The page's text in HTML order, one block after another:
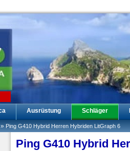
Ausrüstung Schläger
» Ping G410 Hybrid Herren Hybriden LitGraph 6
Ping G410 Hybrid